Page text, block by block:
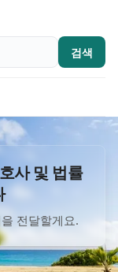
검색
사 및 법률
전달할게요.